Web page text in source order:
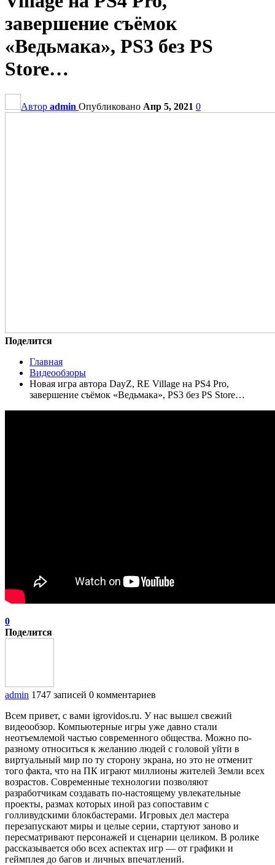
завершение съёмок
«Ведьмака», PS3 без PS
Store…
Автор admin Опубликовано Апр 5, 2021 0
Поделится
Главная
Видеообзоры
Новая игра автора DayZ, RE Village на PS4 Pro,
завершение съёмок «Ведьмака», PS3 без PS Store…
0
Поделится
admin 1747 записей 0 комментариев
Всем привет, с вами igrovidos.ru. У нас вышел свежий
видеообзор. Компьютерные игры уже давно стали
неотъемлемой частью современного общества. Можно по-
разному относиться к желанию людей с головой уйти в
виртуальный мир по ту сторону экрана, но это не отменит
того факта, что на ПК играют миллионы жителей Земли всех
возрастов. Современные технологии позволяют
разработчикам создавать по-настоящему увлекательные
проекты, размах которых иной раз сопоставим с
голливудскими блокбастерами. Игровых дел мастера
перезапускают миры и целые серии, стартуют заново и
пересматривают персонажей и сценарии целиком. В ролике
рассказывается обо всех аспектах игр — от графики и
геймплея до багов и личных впечатлений.